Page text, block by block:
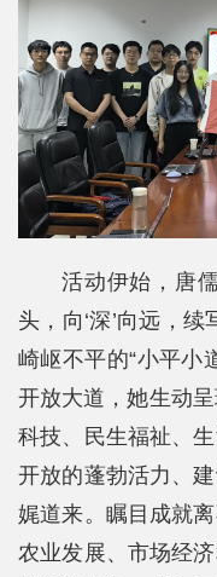
研
究
建
政
人
培
养
平
活动伊始，唐
头，向‘深’向远，
崎岖不平的“小平小
开放大道，她生动
科技、民生福祉、
开放的蓬勃活力、
娓道来。瞩目成就
农业发展、市场经